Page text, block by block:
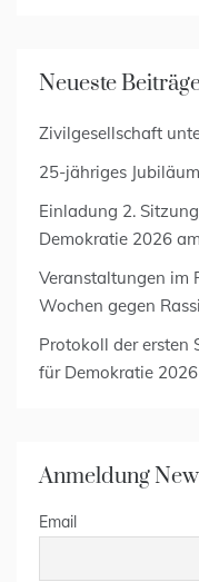
Neueste
Zivilgesellschaft
25-jähriges
Einladung 2.
Demokratie 2026
Veranstaltungen im
Wochen gegen
Protokoll der ersten
für Demokratie 2026
Anmeldung
Email